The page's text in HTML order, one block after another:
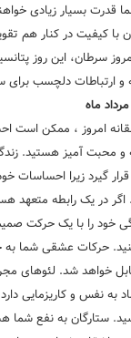
قدرت بسیار زیادی
کیفیت در کنار هم
سرطان، این روز
و ارتباطات دلچسب برای
ماه
امروز ، ممکن است
و محبت آمیز هستید.
گیرد زیرا احساسات
در یک رابطه متعهد
خود را با یک حرکت
حرکات عشقی شما به
خواهد شد. لئوهای
به نفس و کاریزمایی
ستارگان به نفع